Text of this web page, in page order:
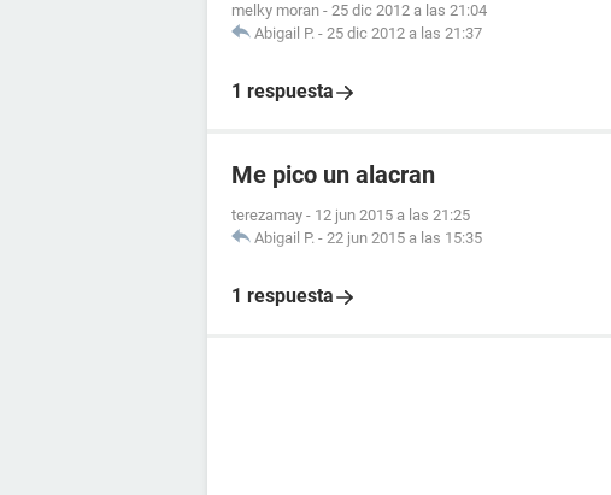
melky moran - 25 dic 2012 a las 21:04
Abigail P. - 25 dic 2012 a las 21:37
1 respuesta
Me pico un alacran
terezamay - 12 jun 2015 a las 21:25
Abigail P. - 22 jun 2015 a las 15:35
1 respuesta